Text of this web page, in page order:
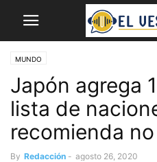
MUNDO
Japón agrega
lista de
recomienda
By Redacción - agosto 26, 2020